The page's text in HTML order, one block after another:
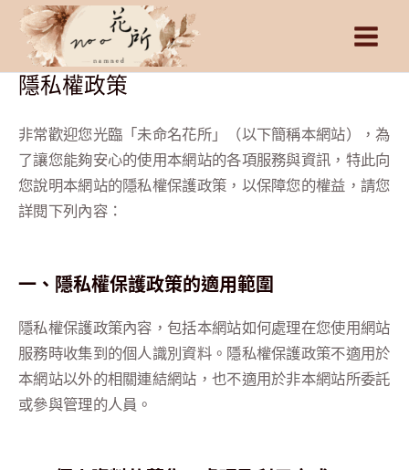
Main
隱私權政策
非常歡迎您光臨「未命名花所」（以下簡稱本網站），為
了讓您能夠安心的使用本網站的各項服務與資訊，特此向
您說明本網站的隱私權保護政策，以保障您的權益，請您
詳閱下列內容：
一、隱私權保護政策的適用範圍
隱私權保護政策內容，包括本網站如何處理在您使用網站
服務時收集到的個人識別資料。隱私權保護政策不適用於
本網站以外的相關連結網站，也不適用於非本網站所委託
或參與管理的人員。